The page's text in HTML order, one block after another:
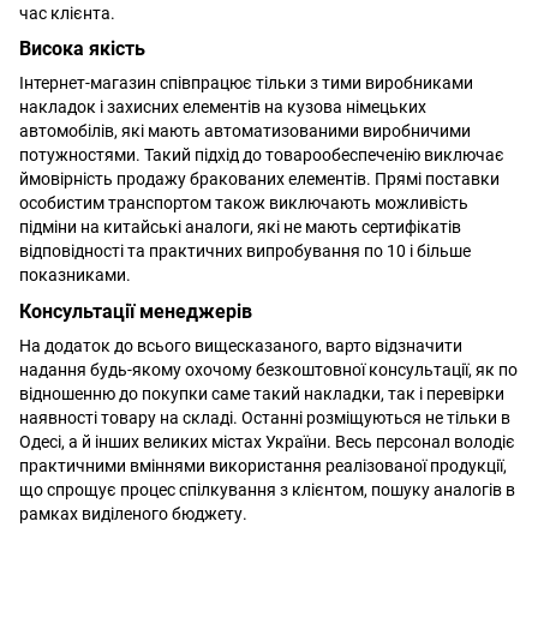
час клієнта.
Висока якість
Інтернет-магазин співпрацює тільки з тими виробниками
накладок і захисних елементів на кузова німецьких
автомобілів, які мають автоматизованими виробничими
потужностями. Такий підхід до товарообеспеченію виключає
ймовірність продажу бракованих елементів. Прямі поставки
особистим транспортом також виключають можливість
підміни на китайські аналоги, які не мають сертифікатів
відповідності та практичних випробування по 10 і більше
показниками.
Консультації менеджерів
На додаток до всього вищесказаного, варто відзначити
надання будь-якому охочому безкоштовної консультації, як по
відношенню до покупки саме такий накладки, так і перевірки
наявності товару на складі. Останні розміщуються не тільки в
Одесі, а й інших великих містах України. Весь персонал володіє
практичними вміннями використання реалізованої продукції,
що спрощує процес спілкування з клієнтом, пошуку аналогів в
рамках виділеного бюджету.